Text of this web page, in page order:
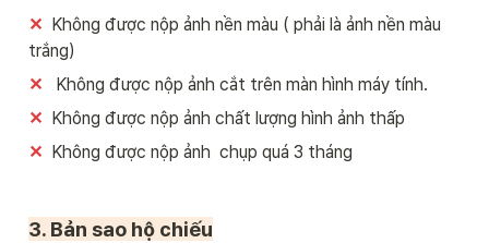
✕ Không được nộp ảnh nền màu ( phải là ảnh nền màu
trắng)
✕ Không được nộp ảnh cắt trên màn hình máy tính.
✕ Không được nộp ảnh chất lượng hình ảnh thấp
✕ Không được nộp ảnh  chụp quá 3 tháng
3. Bản sao hộ chiếu